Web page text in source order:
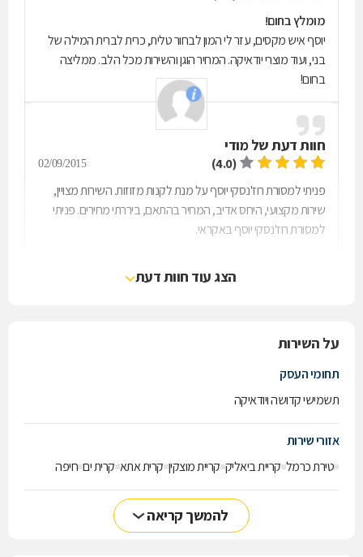
מומלץ בחום!
יוסף איש מקסים, עזר לי המון לבחור טלית, כרית לברית המילה של
בני, ועוד מוצרי יודאיקה. המחיר הוגן והשירות מכל הלב. ממליצה
בחום!
חוות דעת שלמודי
(4.0)
02/09/2015
פניתי למסורת רוז'נסקי יוסף על מנת לקנות מזוזות. השירות מצויין,
שירות מקצועי, היחס אדיב, המחיר בהתאם, ביררתי מחירים. פניתי
למסורת רוז'נסקי יוסף באקראי.
הצג עוד חוות דעת
על השירות
תחומי העסק
תשמישי קדושה ויודאיקה
אזורי שירות
טירת כרמל קריית ביאליק קריית מוצקין קרית אתא קרית ים חיפה
להמשך קריאה